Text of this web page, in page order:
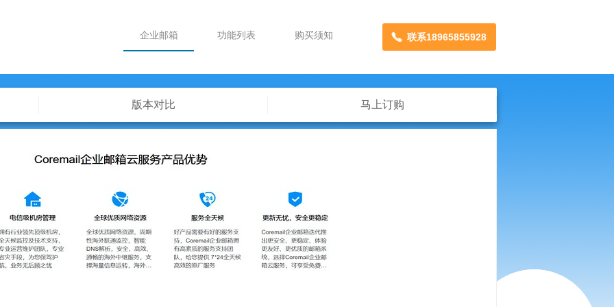
联系18965855928
企业邮箱 功能列表 购买须知
版本对比 马上订购